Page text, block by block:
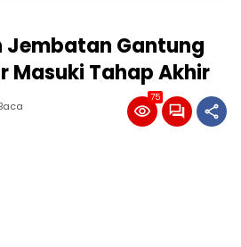
Jembatan Gantung
Masuki Tahap Akhir
75